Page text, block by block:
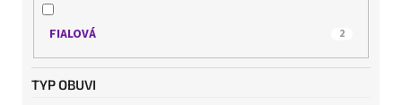
FIALOVÁ 2
TYP OBUVI